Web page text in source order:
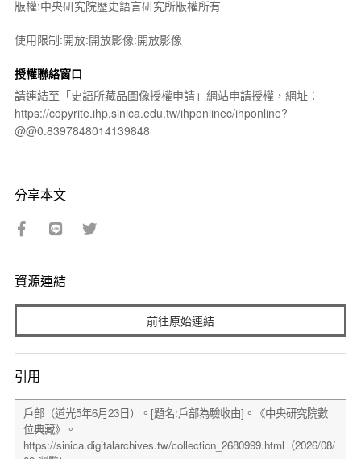
版權:中央研究院歷史語言研究所版權所有
使用限制:開放:開放影像:開放影像
授權聯絡窗口
請連結至「史語所藏品圖像授權申請」網站申請授權，網址：
https://copyrite.ihp.sinica.edu.tw/ihponlinec/ihponline?
@@0.8397848014139848
分享本文
資源連結
前往原始連結
引用